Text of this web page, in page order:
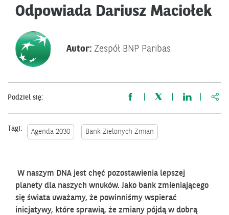
Odpowiada Dariusz Maciołek
Autor: Zespół BNP Paribas
Tagi: Agenda 2030 Bank Zielonych Zmian
Podziel się:
W naszym DNA jest chęć pozostawienia lepszej
planety dla naszych wnuków. Jako bank zmieniającego
się świata uważamy, że powinniśmy wspierać
inicjatywy, które sprawią, że zmiany pójdą w dobrą